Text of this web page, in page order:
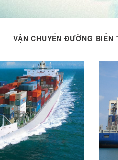
VẬN CHUYỂN ĐƯỜNG